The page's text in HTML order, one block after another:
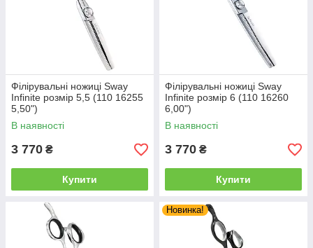
Філірувальні ножиці Sway
Infinite розмір 5,5 (110 16255
5,50")
В наявності
3 770 ₴
Купити
Філірувальні ножиці Sway
Infinite розмір 6 (110 16260
6,00")
В наявності
3 770 ₴
Купити
Новинка!